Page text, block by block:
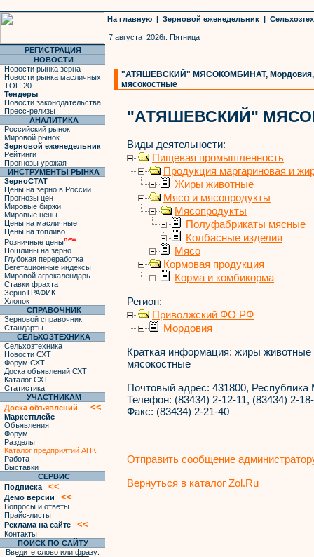
На главную | Зерновой еженедельник |
7 августа 2026г. Пятница
РЕГИСТРАЦИЯ
НОВОСТИ
Новости рынка зерна
Новости рынка масличных
ТОП 20
Тендеры
Новости законодательства
Пресс-релизы
АНАЛИТИКА
Российский рынок
Мировой рынок
Зерновой еженедельник
Рейтинги
Прогнозы урожая
ИНСТРУМЕНТЫ РЫНКА
ЗерноСТАТ
Цены на зерно в России
Прогнозы цен
Мировые биржи
Мировые цены
Цены на масличные
Цены на топливо
Розничные ценыnew
Пошлины на зерно
Глубокая переработка
Вегетационные индексы
Мировой агрокалендарь
Ставки фрахта
ЗерноТРАФИК
Хлопок
СПРАВОЧНИК
Зерновой справочник
Стандарты
СЕЛЬХОЗТЕХНИКА
Сельхозтехника
Новости СХТ
Форум СХТ
Доска объявлений СХТ
Каталог СХТ
Статистика
УЧАСТНИКАМ
Доска объявлений
<<
Маркетплейс
Объявления
Форум
Разделы
Каталог предприятий АПК
Работа
Выставки
СЕРВИС
Подписка
<<
Демо версии <<
Вопросы и ответы
Прайс-листы
Реклама на сайте
<<
Контакты
ПОИСК ПО САЙТУ
Введите слово или фразу:
"АТЯШЕВСКИЙ" МЯСОКОМБИНАТ, Мордовия,
мясокостные
"АТЯШЕВСКИЙ"
Виды деятельности:
Пищевая промышленность
Продукция маргариновая и
Жиры животные
Мясо и мясопродукты
Мясопродукты
Полуфабрикаты мясные
Колбасные изделия
Мясо
Кормовая продукция
Корма и комбикорма
Регион:
Приволжский ФО РФ
Мордовия
Краткая информация: жиры животные
мясокостные
Почтовый адрес: 431800,
Телефон: (83434) 2-12-11, (83434) 2-
Факс: (83434) 2-21-40
Отправить сообщение
Вернуться в каталог Zol.Ru